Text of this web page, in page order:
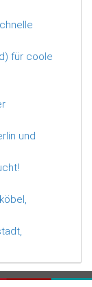
für coole
und